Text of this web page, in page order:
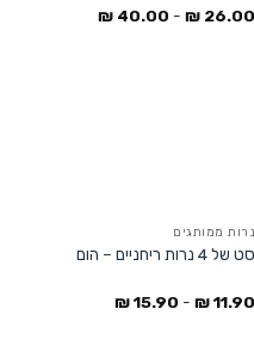
26.00
₪
-
40.00
₪
נרות ממותגים
סט של 4 נרות ריחניים – הום
11.90
₪
-
15.90
₪